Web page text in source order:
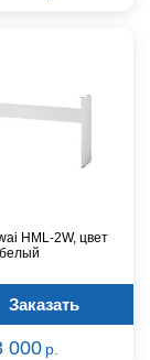
HML-2W, цвет
белый
Заказать
000 р.